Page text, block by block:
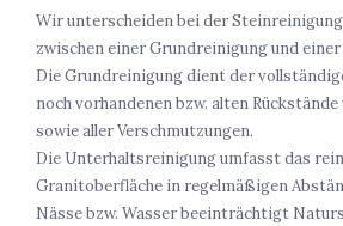
Wir unterscheiden bei der
zwischen einer Grundreinigung und
Die Grundreinigung dient der
noch vorhandenen bzw. alten
sowie aller Verschmutzungen.
Die Unterhaltsreinigung umfasst das
Granitoberfläche in regelmäßigen
Nässe bzw. Wasser beeinträchtigt